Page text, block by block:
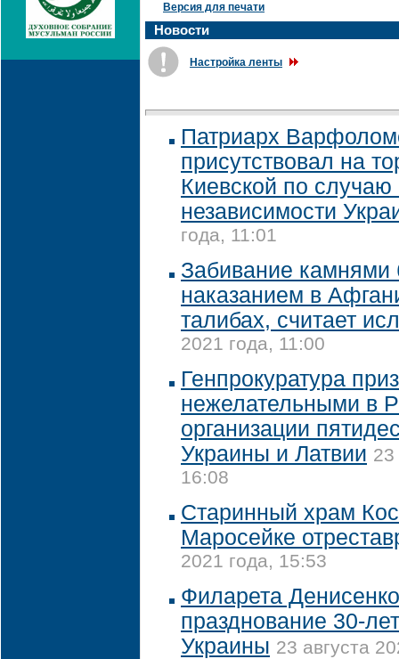
Версия для печати
Новости
Настройка ленты
Патриарх
присутствовал на
Киевской по случаю
независимости
года, 11:01
Забивание камнями
наказанием в
талибах, считает
2021 года, 11:00
Генпрокуратура
нежелательными в
организации
Украины и Латвии 23
16:08
Старинный храм
Маросейке
2021 года, 15:53
Филарета
празднование 30-
Украины 23 августа